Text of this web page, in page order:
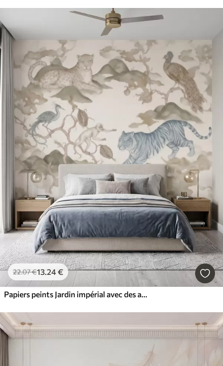
22.07€13.24€
Papiers peints Jardin impérial avec des animaux de style oriental : singe, léopard, tigre, paon et héron